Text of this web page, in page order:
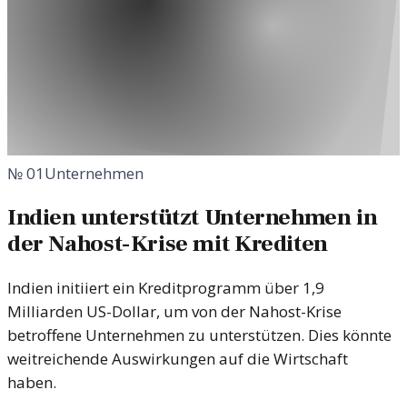
№01Unternehmen
Indien unterstützt Unternehmen in
der Nahost-Krise mit Krediten
Indien initiiert ein Kreditprogramm über 1,9
Milliarden US-Dollar, um von der Nahost-Krise
betroffene Unternehmen zu unterstützen. Dies könnte
weitreichende Auswirkungen auf die Wirtschaft
haben.